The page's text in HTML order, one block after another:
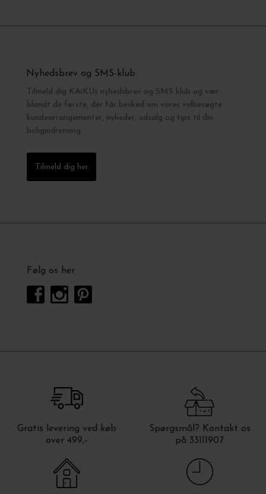
Nyhedsbrev og SMS-klub
Tilmeld dig KAiKUs nyhedsbrev og SMS klub og vær
blandt de første, der får besked om vores velbesøgte
kundearrangementer, nyheder, udsalg og tips til din
boligindretning.
Tilmeld dig her
Følg os her
Gratis levering ved køb
over 499,-
Spørgsmål? Kontakt os
på 33111907